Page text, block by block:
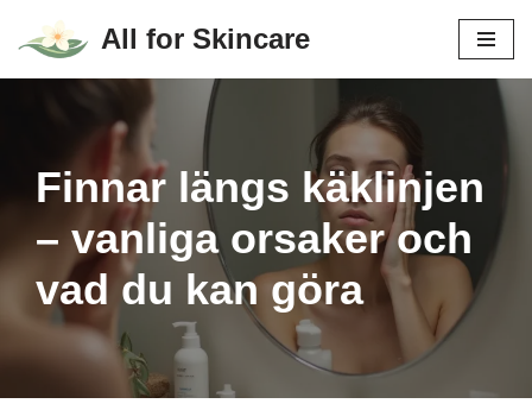
Hoppa
All for Skincare
Finnar längs käklinjen
– vanliga orsaker och
vad du kan göra